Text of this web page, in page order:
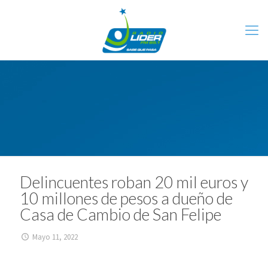
Delincuentes roban 20 mil euros y
10 millones de pesos a dueño de
Casa de Cambio de San Felipe
Mayo 11, 2022